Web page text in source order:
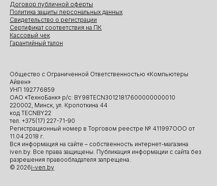
Общество с Ограниченной Ответственностью «Компьютеры
Айвен»
УНП 192776859
ОАО «ТехноБанк» р/с: BY98TECN30121817600000000010
220002, Минск, ул. Кропоткина 44
код TECNBY22
тел. +375(17) 227-71-90
Регистрационный номер в Торговом реестре № 411997ООО от
11.04.2018 г.
Вся информация на сайте – собственность интернет-магазина
iven.by. Все права защищены. Публикация информации с сайта без
разрешения правообладателя запрещена.
© 2026i-ven.by
Договор публичной оферты
Политика защиты персональных данных
Свидетельство о регистрации
Сертификат соответствия на ПК
Кассовый чек
Гарантийный талон